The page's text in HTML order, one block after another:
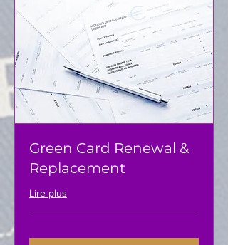
Green Card Renewal &
Replacement
Lire plus